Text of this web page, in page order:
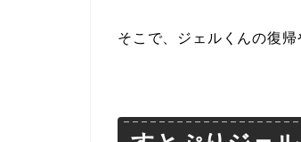
そこで、ジェルくんの復